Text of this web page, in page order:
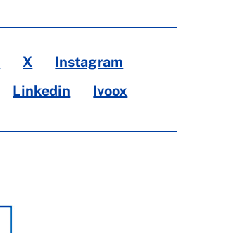
X
Instagram
Linkedin Ivoox